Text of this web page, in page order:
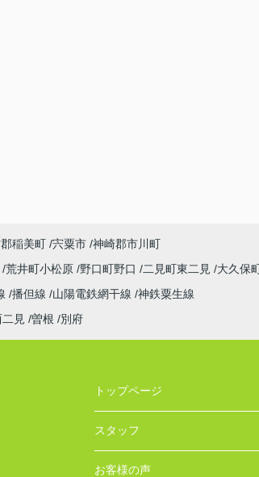
稲美町 宍粟市 神崎郡市川町
荒井町小松原 野口町野口 二見町東二見 大久保
播但線 山陽電鉄網干線 神鉄粟生線
二見 曽根 別府
トップページ
スタッフ
お客様の声